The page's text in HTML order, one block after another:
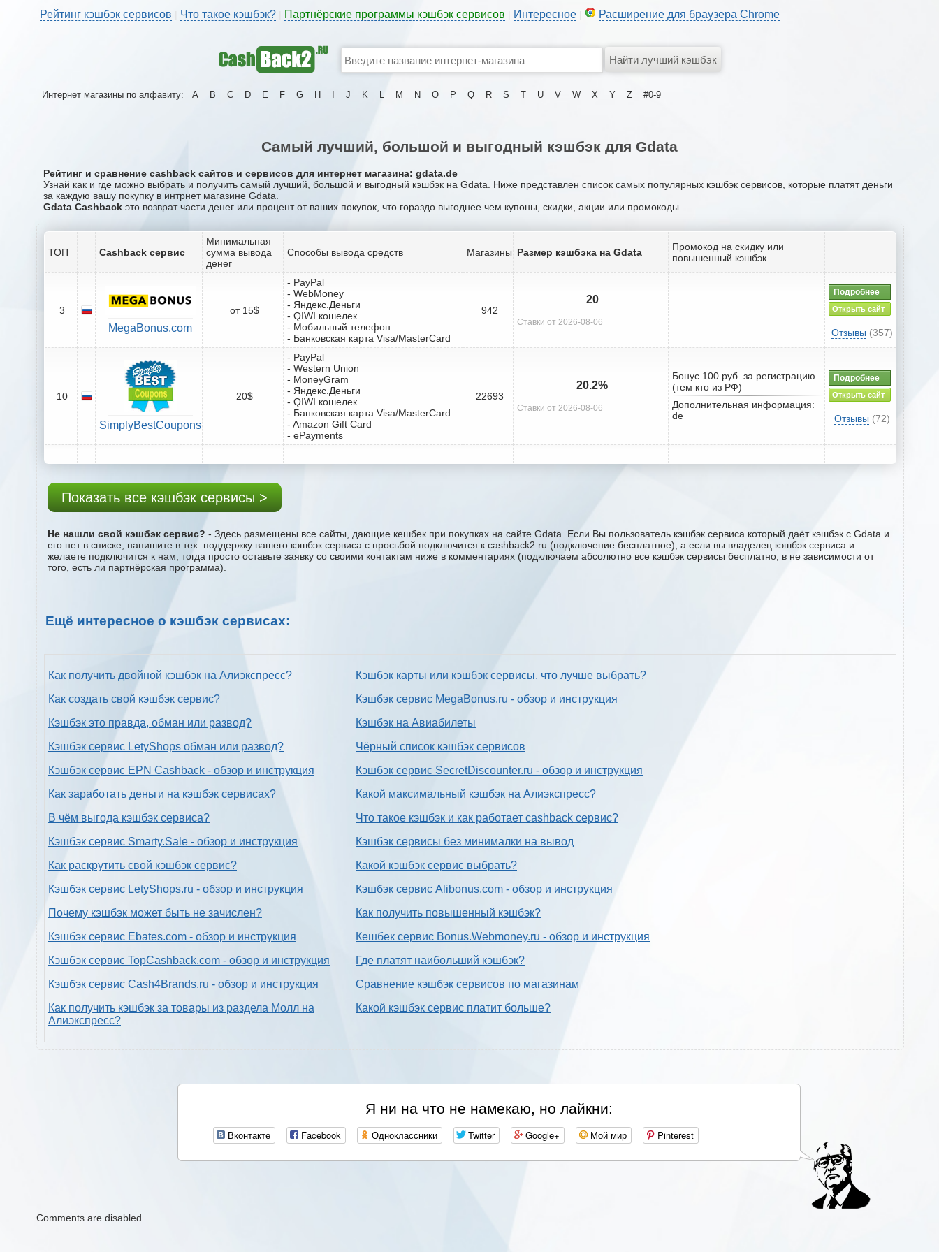
Рейтинг кэшбэк сервисов Что такое кэшбэк? Партнёрские программы кэшбэк сервисов Интересное Расширение для браузера Chrome
Интернет магазины по алфавиту: A B C D E F G H J K L M N O P Q R S T U V W X Y Z #0-9
Самый лучший, большой и выгодный кэшбэк для Gdata
Рейтинг и сравнение cashback сайтов и сервисов для интернет магазина: gdata.de
Узнай как и где можно выбрать и получить самый лучший, большой и выгодный кэшбэк на Gdata. Ниже представлен список самых популярных кэшбэк сервисов, которые платят деньги
за каждую вашу покупку в интрнет магазине Gdata.
Gdata Cashback это возврат части денег или процент от ваших покупок, что гораздо выгоднее чем купоны, скидки, акции или промокоды.
ТОП Cashback сервис
Минимальная
сумма вывода
денег
Способы вывода средств Магазины Размер кэшбэка на Gdata
Промокод на скидку или
повышенный кэшбэк
3
MegaBonus.com
от 15$
- PayPal
- WebMoney
- Яндекс.Деньги
- QIWI кошелек
- Мобильный телефон
- Банковская карта Visa/MasterCard
942
20
Ставки от 2026-08-06
Подробнее
Открыть сайт
Отзывы (357)
10
SimplyBestCoupons
20$
- PayPal
- Western Union
- MoneyGram
- Яндекс.Деньги
- QIWI кошелек
- Банковская карта Visa/MasterCard
- Amazon Gift Card
- ePayments
22693
20.2%
Ставки от 2026-08-06
Бонус 100 руб. за регистрацию
(тем кто из РФ)
Дополнительная информация:
de
Подробнее
Открыть сайт
Отзывы (72)
Показать все кэшбэк сервисы >
Не нашли свой кэшбэк сервис? - Здесь размещены все сайты, дающие кешбек при покупках на сайте Gdata. Если Вы пользователь кэшбэк сервиса который даёт кэшбэк с Gdata и
его нет в списке, напишите в тех. поддержку вашего кэшбэк сервиса с проcьбой подключится к cashback2.ru (подключение бесплатное), а если вы владелец кэшбэк сервиса и
желаете подключится к нам, тогда просто оставьте заявку со своими контактам ниже в комментариях (подключаем абсолютно все кэшбэк сервисы бесплатно, в не зависимости от
того, есть ли партнёрская программа).
Ещё интересное о кэшбэк сервисах:
Как получить двойной кэшбэк на Алиэкспресс?
Как создать свой кэшбэк сервис?
Кэшбэк это правда, обман или развод?
Кэшбэк сервис LetyShops обман или развод?
Кэшбэк сервис EPN Cashback - обзор и инструкция
Как заработать деньги на кэшбэк сервисах?
В чём выгода кэшбэк сервиса?
Кэшбэк сервис Smarty.Sale - обзор и инструкция
Как раскрутить свой кэшбэк сервис?
Кэшбэк сервис LetyShops.ru - обзор и инструкция
Почему кэшбэк может быть не зачислен?
Кэшбэк сервис Ebates.com - обзор и инструкция
Кэшбэк сервис TopCashback.com - обзор и инструкция
Кэшбэк сервис Cash4Brands.ru - обзор и инструкция
Как получить кэшбэк за товары из раздела Молл на
Алиэкспресс?
Кэшбэк карты или кэшбэк сервисы, что лучше выбрать?
Кэшбэк сервис MegaBonus.ru - обзор и инструкция
Кэшбэк на Авиабилеты
Чёрный список кэшбэк сервисов
Кэшбэк сервис SecretDiscounter.ru - обзор и инструкция
Какой максимальный кэшбэк на Алиэкспресс?
Что такое кэшбэк и как работает cashback сервис?
Кэшбэк сервисы без минималки на вывод
Какой кэшбэк сервис выбрать?
Кэшбэк сервис Alibonus.com - обзор и инструкция
Как получить повышенный кэшбэк?
Кешбек сервис Bonus.Webmoney.ru - обзор и инструкция
Где платят наибольший кэшбэк?
Сравнение кэшбэк сервисов по магазинам
Какой кэшбэк сервис платит больше?
Я ни на что не намекаю, но лайкни:
Вконтакте Facebook Одноклассники Twitter Google+ Мой мир Pinterest
Comments are disabled